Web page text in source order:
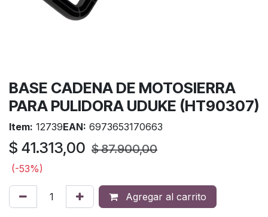
BASE CADENA DE MOTOSIERRA
PARA PULIDORA UDUKE (HT90307)
Item: 12739EAN: 6973653170663
$ 41.313,00 $87.900,00
(-53%)
Agregar al carrito